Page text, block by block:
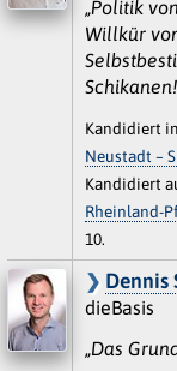
„Politik
Willkür
Kandidiert
Neustadt –
Kandidiert
Rheinland-
10.
Dennis
dieBasis
„Das